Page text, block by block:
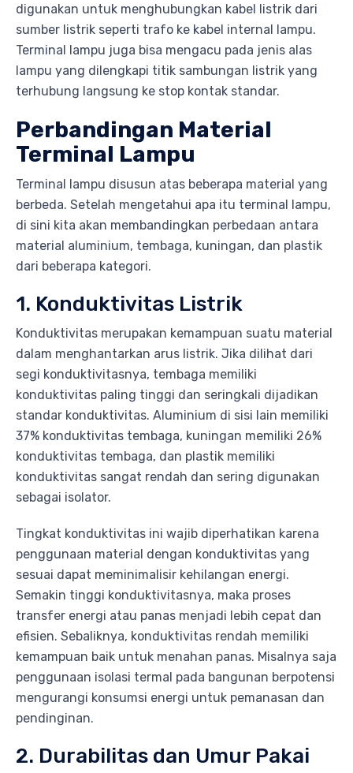
digunakan untuk menghubungkan kabel listrik dari
sumber listrik seperti trafo ke kabel internal lampu.
Terminal lampu juga bisa mengacu pada jenis alas
lampu yang dilengkapi titik sambungan listrik yang
terhubung langsung ke stop kontak standar.
Perbandingan Material
Terminal Lampu
Terminal lampu disusun atas beberapa material yang
berbeda. Setelah mengetahui apa itu terminal lampu,
di sini kita akan membandingkan perbedaan antara
material aluminium, tembaga, kuningan, dan plastik
dari beberapa kategori.
1. Konduktivitas Listrik
Konduktivitas merupakan kemampuan suatu material
dalam menghantarkan arus listrik. Jika dilihat dari
segi konduktivitasnya, tembaga memiliki
konduktivitas paling tinggi dan seringkali dijadikan
standar konduktivitas. Aluminium di sisi lain memiliki
37% konduktivitas tembaga, kuningan memiliki 26%
konduktivitas tembaga, dan plastik memiliki
konduktivitas sangat rendah dan sering digunakan
sebagai isolator.
Tingkat konduktivitas ini wajib diperhatikan karena
penggunaan material dengan konduktivitas yang
sesuai dapat meminimalisir kehilangan energi.
Semakin tinggi konduktivitasnya, maka proses
transfer energi atau panas menjadi lebih cepat dan
efisien. Sebaliknya, konduktivitas rendah memiliki
kemampuan baik untuk menahan panas. Misalnya saja
penggunaan isolasi termal pada bangunan berpotensi
mengurangi konsumsi energi untuk pemanasan dan
pendinginan.
2. Durabilitas dan Umur Pakai